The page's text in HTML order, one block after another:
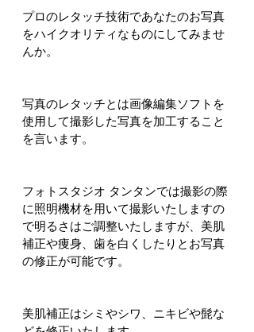
プロのレタッチ技術であなたのお写真
をハイクオリティなものにしてみませ
んか。
写真のレタッチとは画像編集ソフトを
使用して撮影した写真を加工すること
を言います。
フォトスタジオ タンタンでは撮影の際
に照明機材を用いて撮影いたしますの
で明るさはご調整いたしますが、美肌
補正や痩身、歯を白くしたりとお写真
の修正が可能です。
美肌補正はシミやシワ、ニキビや髭な